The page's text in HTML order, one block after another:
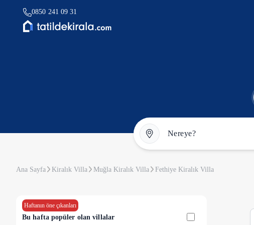
0850 241 09 31
Ana Sayfa Kiralık Villa Muğla Kiralık Villa Fethiye Kiralık Villa
Haftanın öne çıkanları
Bu hafta popüler olan villalar